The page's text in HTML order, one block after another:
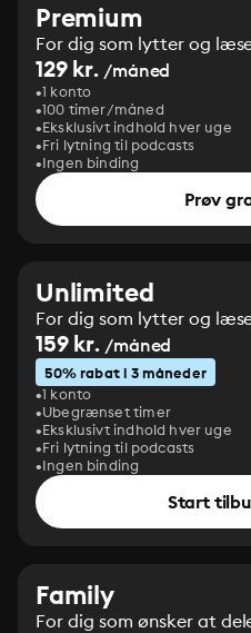
Premium
For dig som lytter og
129 kr. /måned
1 konto
100 timer/måned
Eksklusivt indhold hver uge
Fri lytning til podcasts
Ingen binding
Prøv
Unlimited
For dig som lytter og
159 kr. /måned
50% rabat i 3 måneder
1 konto
Ubegrænset timer
Eksklusivt indhold hver uge
Fri lytning til podcasts
Ingen binding
Start
Family
For dig som ønsker at